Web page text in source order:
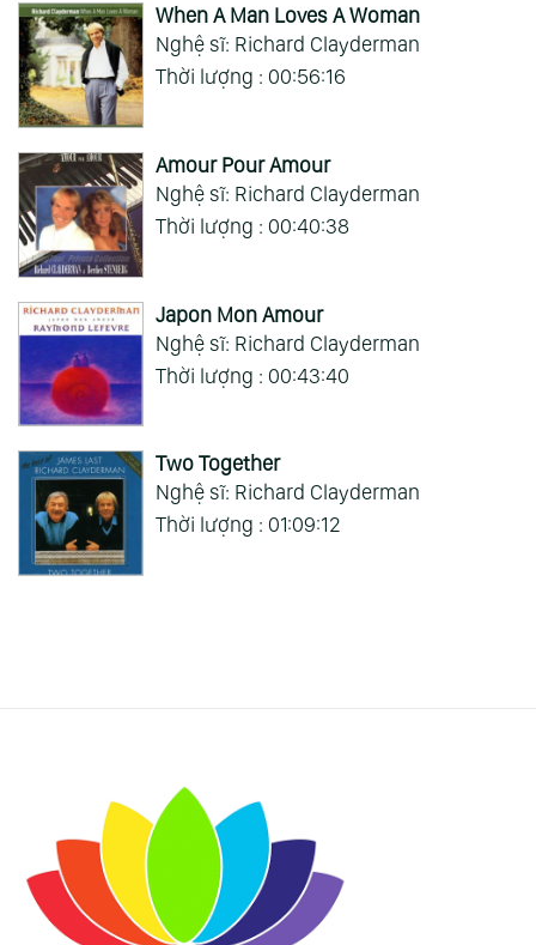
When A Man Loves A Woman
Nghệ sĩ: Richard Clayderman
Thời lượng : 00:56:16
Amour Pour Amour
Nghệ sĩ: Richard Clayderman
Thời lượng : 00:40:38
Japon Mon Amour
Nghệ sĩ: Richard Clayderman
Thời lượng : 00:43:40
Two Together
Nghệ sĩ: Richard Clayderman
Thời lượng : 01:09:12